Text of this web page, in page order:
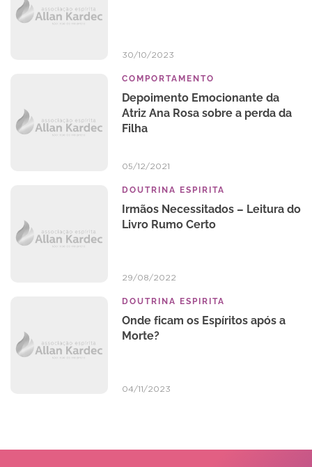
30/10/2023
COMPORTAMENTO
Depoimento Emocionante da
Atriz Ana Rosa sobre a perda da
Filha
05/12/2021
DOUTRINA ESPIRITA
Irmãos Necessitados – Leitura do
Livro Rumo Certo
29/08/2022
DOUTRINA ESPIRITA
Onde ficam os Espíritos após a
Morte?
04/11/2023